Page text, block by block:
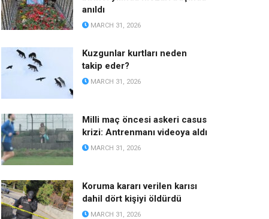
anıldı
MARCH 31, 2026
Kuzgunlar kurtları neden
takip eder?
MARCH 31, 2026
Milli maç öncesi askeri casus
krizi: Antrenmanı videoya aldı
MARCH 31, 2026
Koruma kararı verilen karısı
dahil dört kişiyi öldürdü
MARCH 31, 2026